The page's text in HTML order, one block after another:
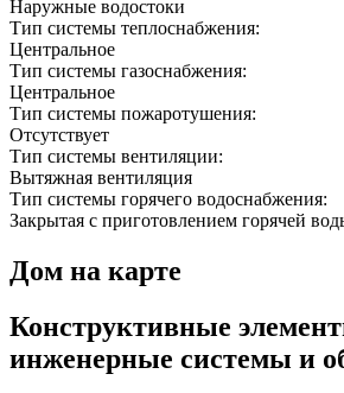
Наружные водостоки
Тип системы теплоснабжения:
Центральное
Тип системы газоснабжения:
Центральное
Тип системы пожаротушения:
Отсутствует
Тип системы вентиляции:
Вытяжная вентиляция
Тип системы горячего водоснабжения:
Закрытая с приготовлением горячей
Дом на карте
Конструктивные
инженерные системы и